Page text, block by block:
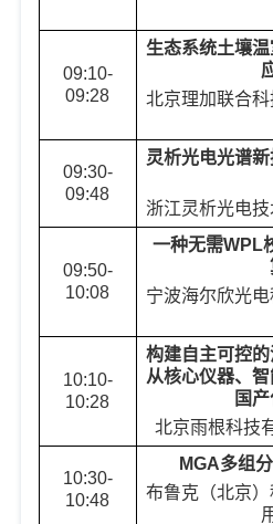
09:10-
09:28
生态系统土壤
北京理加联合科
09:30-
09:48
灵析光电光谱
浙江灵析光电
09:50-
10:08
一种无需WPL
宁波海尔欣光
10:10-
10:28
构建自主可控的
从核心仪器、
国
北京雨根科技
10:30-
10:48
MGA多组
布鲁克（北京